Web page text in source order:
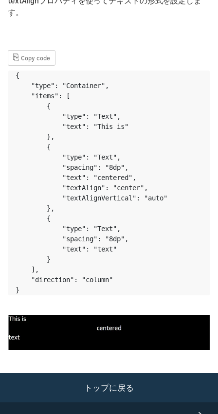
す。
⎘ Copy code
{
    "type": "Container",
    "items": [
        {
            "type": "Text",
            "text": "This is"
        },
        {
            "type": "Text",
            "spacing": "8dp",
            "text": "centered",
            "textAlign": "center",
            "textAlignVertical": "auto"
        },
        {
            "type": "Text",
            "spacing": "8dp",
            "text": "text"
        }
    ],
    "direction": "column"
}
トップに戻る